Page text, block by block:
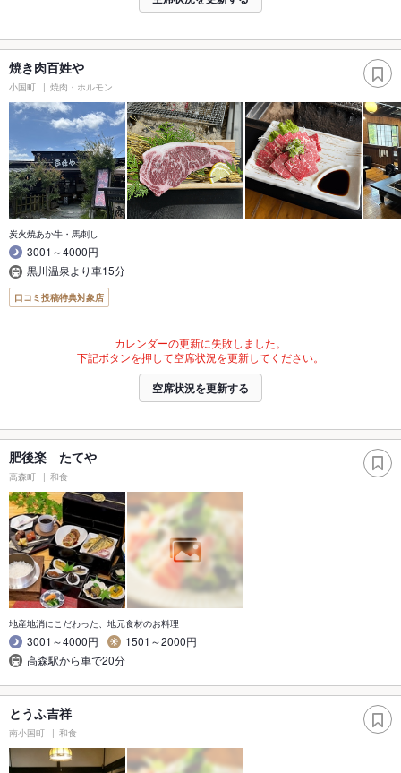
焼き肉百姓や
小国町 焼肉・ホルモン
炭火焼あか牛・馬刺し
3001～4000円
黒川温泉より車15分
口コミ投稿特典対象店
カレンダーの更新に失敗しました。
下記ボタンを押して空席状況を更新してください。
空席状況を更新する
肥後楽 たてや
高森町 和食
地産地消にこだわった、地元食材のお料理
3001～4000円
1501～2000円
高森駅から車で20分
とうふ吉祥
南小国町 和食